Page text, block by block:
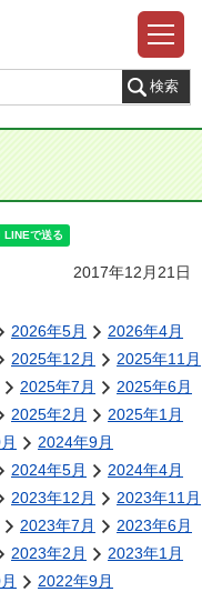
2017年12月21日
2026年5月
2026年4月
2025年12月
2025年11月
2025年7月
2025年6月
2025年2月
2025年1月
2024年9月
2024年5月
2024年4月
2023年12月
2023年11月
2023年7月
2023年6月
2023年2月
2023年1月
2022年9月